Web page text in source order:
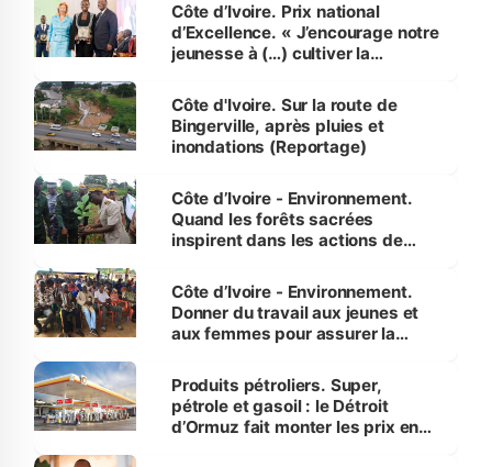
Côte d’Ivoire. Prix national
d’Excellence. « J’encourage notre
jeunesse à (…) cultiver la
(Alassane Ouattara
Côte d'Ivoire. Sur la route de
Bingerville, après pluies et
inondations (Reportage)
Côte d’Ivoire - Environnement.
Quand les forêts sacrées
inspirent dans les actions de
Côte d’Ivoire - Environnement.
Donner du travail aux jeunes et
aux femmes pour assurer la
menacées
Produits pétroliers. Super,
pétrole et gasoil : le Détroit
d’Ormuz fait monter les prix en